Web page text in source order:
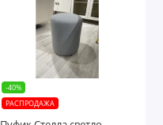
-40%
РАСПРОДАЖА